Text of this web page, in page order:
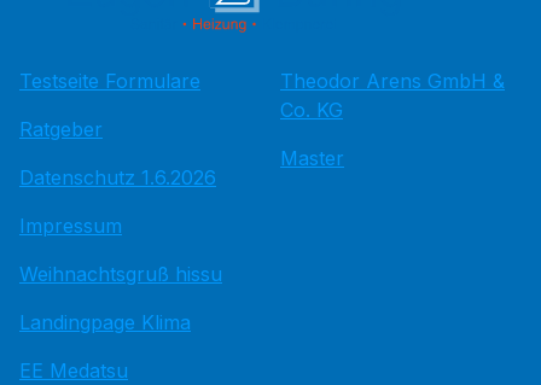
Testseite Formulare
Ratgeber
Datenschutz 1.6.2026
Impressum
Weihnachtsgruß hissu
Landingpage Klima
EE Medatsu
Theodor Arens GmbH &
Co. KG
Master